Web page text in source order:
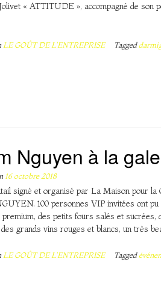
« ATTITUDE », accompagné de son
LE GOÛT DE L'ENTREPRISE Tagged
Nguyen à la
16 octobre 2018
signé et organisé par La Maison pour la
100 personnes VIP invitées ont pu
premium, des petits fours salés et sucrées,
grands vins rouges et blancs, un très
LE GOÛT DE L'ENTREPRISE Tagged